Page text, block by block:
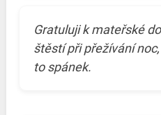
Gratuluji k mateřské
štěstí při přežívání
to spánek.